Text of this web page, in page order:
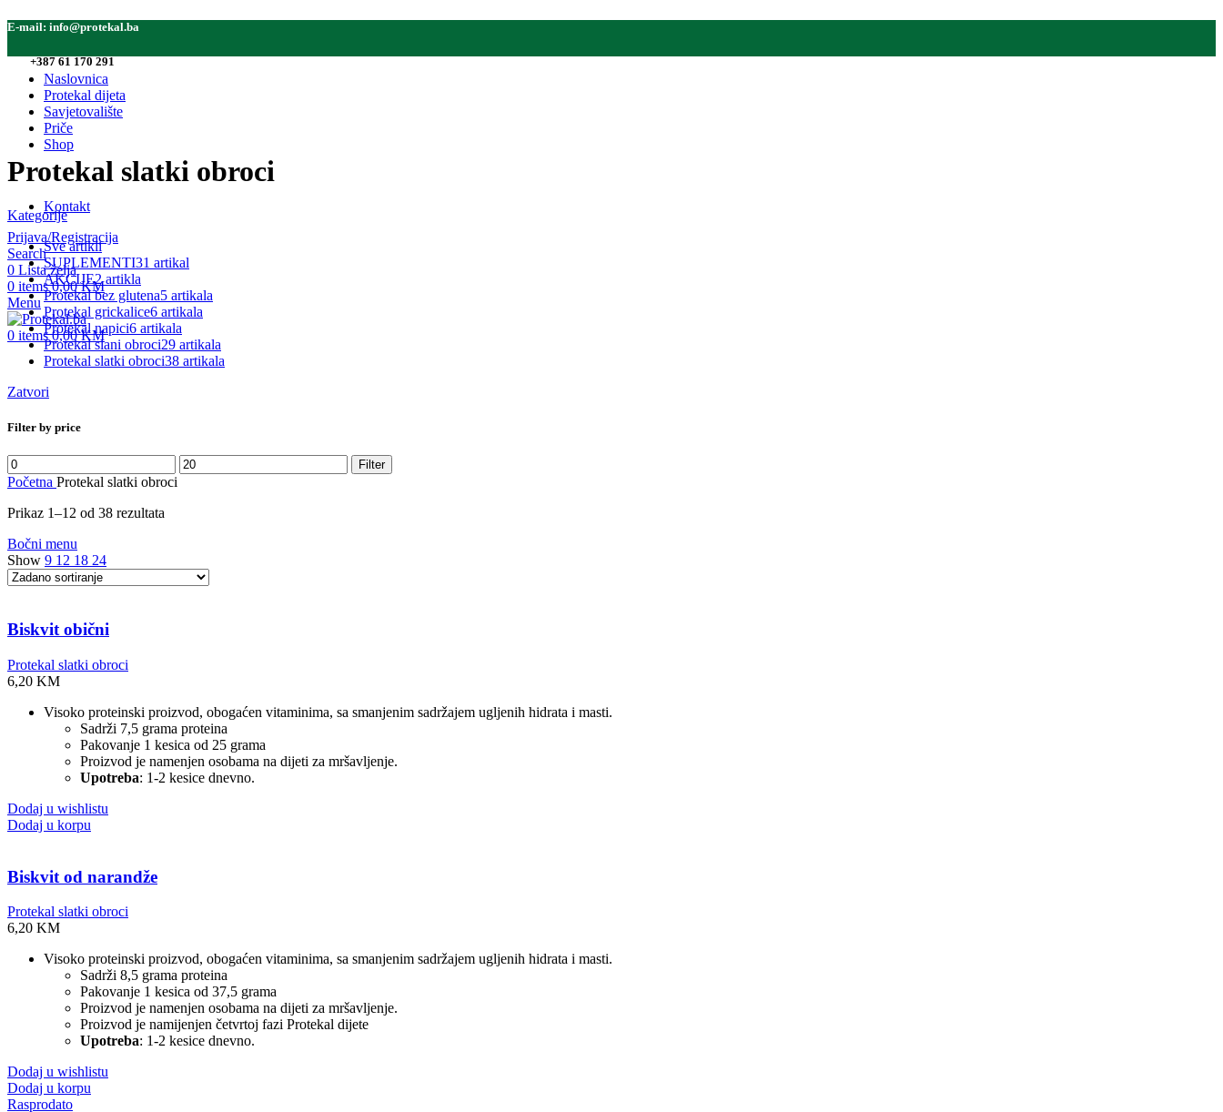
E-mail: info@protekal.ba
+387 61 170 291
Naslovnica
Protekal dijeta
Savjetovalište
Priče
Shop
Kontakt
Prijava/Registracija
Search
0 Lista želja
0 items 0,00KM
Menu
0 items 0,00KM
Protekal slatki obroci
Kategorije
Sveartikli
SUPLEMENTI31 artikal
AKCIJE2 artikla
Protekal bez glutena5 artikala
Protekal grickalice6 artikala
Protekal napici6 artikala
Protekal slani obroci29 artikala
Protekal slatki obroci38 artikala
Zatvori
Filter by price
Minimalna
cijena
Maksimalna
cijena
Filter
Početna Protekal slatki obroci
Prikaz 1–12 od 38 rezultata
Bočni menu
Show 9 12 18 24
Biskvit obični
Protekal slatki obroci
6,20 KM
Visoko proteinski proizvod, obogaćen vitaminima, sa smanjenim sadržajem ugljenih hidrata i masti.
Sadrži 7,5 grama proteina
Pakovanje 1 kesica od 25 grama
Proizvod je namenjen osobama na dijeti za mršavljenje.
Upotreba: 1-2 kesice dnevno.
Dodaj u wishlistu
Dodaj u korpu
Biskvit od narandže
Protekal slatki obroci
6,20 KM
Visoko proteinski proizvod, obogaćen vitaminima, sa smanjenim sadržajem ugljenih hidrata i masti.
Sadrži 8,5 grama proteina
Pakovanje 1 kesica od 37,5 grama
Proizvod je namenjen osobama na dijeti za mršavljenje.
Proizvod je namijenjen četvrtoj fazi Protekal dijete
Upotreba: 1-2 kesice dnevno.
Dodaj u wishlistu
Dodaj u korpu
Rasprodato